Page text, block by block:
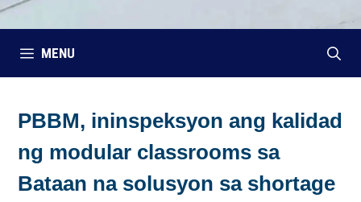
MENU
PBBM, ininspeksyon ang kalidad
ng modular classrooms sa
Bataan na solusyon sa shortage